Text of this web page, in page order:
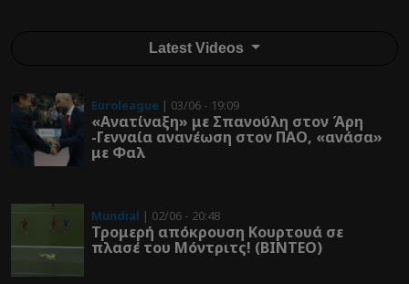
Latest Videos
Euroleague | 03/06 - 19:09
«Ανατίναξη» με Σπανούλη στον Άρη
-Γενναία ανανέωση στον ΠΑΟ, «ανάσα»
με Φαλ
Mundial | 02/06 - 20:48
Τρομερή απόκρουση Κουρτουά σε
πλασέ του Μόντριτς! (ΒΙΝΤΕΟ)